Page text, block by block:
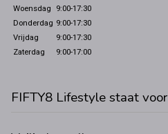
Woensdag
9:00-17:30
Donderdag 9:00-17:30
Vrijdag
9:00-17:30
Zaterdag
9:00-17:00
FIFTY8 Lifestyle staat voor